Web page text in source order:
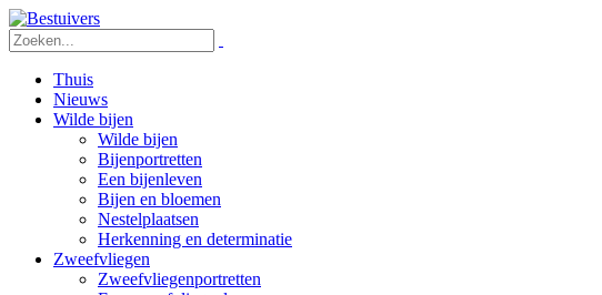
Thuis
Nieuws
Wilde bijen
Wilde bijen
Bijenportretten
Een bijenleven
Bijen en bloemen
Nestelplaatsen
Herkenning en determinatie
Zweefvliegen
Zweefvliegenportretten